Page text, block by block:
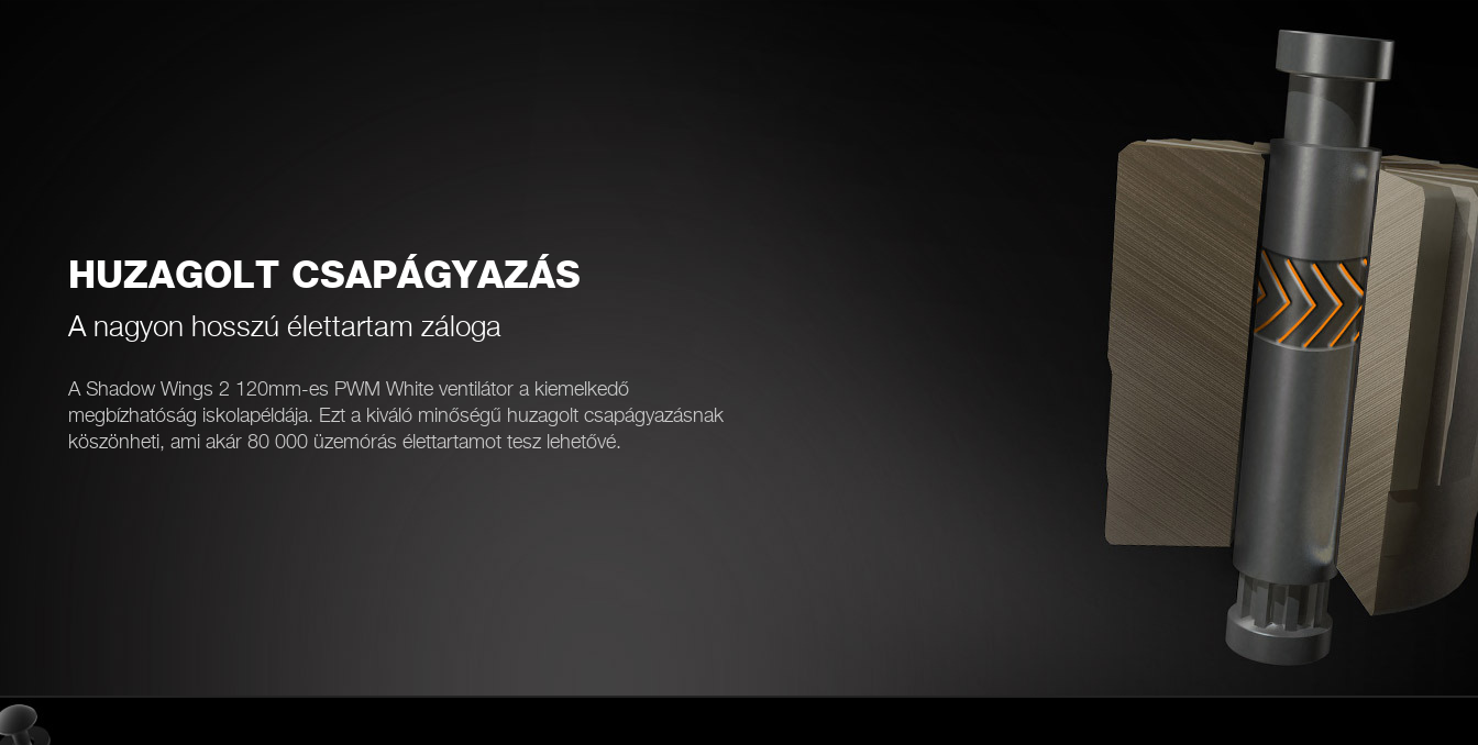
HUZAGOLT CSAPÁGYAZÁS
A nagyon hosszú élettartam záloga
A Shadow Wings 2 120mm-es PWM White ventilátor a kiemelkedő
megbízhatóság iskolapéldája. Ezt a kiváló minőségű huzagolt csapágyazásnak
köszönheti, ami akár 80 000 üzemórás élettartamot tesz lehetővé.